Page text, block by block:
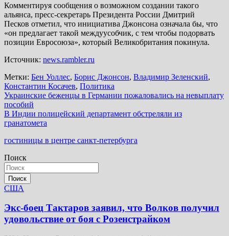
Комментируя сообщения о возможном создании такого
альянса, пресс-секретарь Президента России Дмитрий
Песков отметил, что инициатива Джонсона означала бы, что
«он предлагает такой междуусобчик, с тем чтобы подорвать
позиции Евросоюза», который Великобритания покинула.
Источник: news.rambler.ru
Метки: Бен Уоллес, Борис Джонсон, Владимир Зеленский,
Константин Косачев, Политика
Навигация
по
записям
Украинские беженцы в Германии пожаловались на невыплату
пособий
В Индии полицейский департамент обстреляли из
гранатомета
гостиницы в центре санкт-петербурга
Поиск
Поиск
США
Экс-боец Тактаров заявил, что Волков получил
удовольствие от боя с Розенстрайком